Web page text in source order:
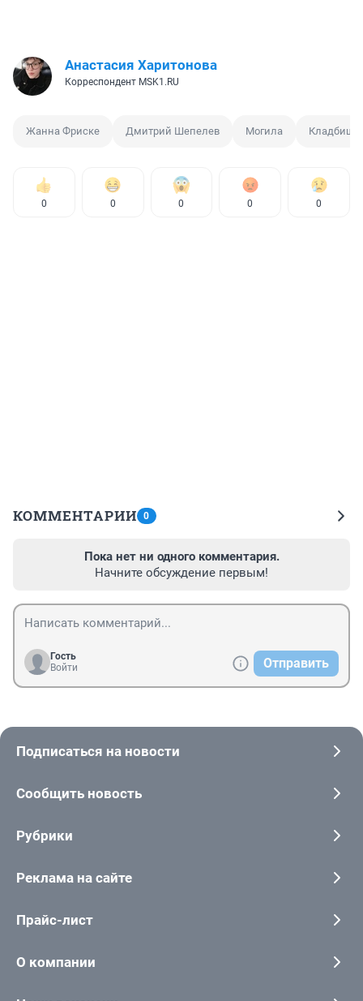
Анастасия Харитонова
Корреспондент MSK1.RU
Жанна Фриске Дмитрий Шепелев Могила Кладбище
0 0 0 0 0
КОММЕНТАРИИ 0
Пока нет ни одного комментария.
Начните обсуждение первым!
Гость
Войти
Отправить
Подписаться на новости
Сообщить новость
Рубрики
Реклама на сайте
Прайс-лист
О компании